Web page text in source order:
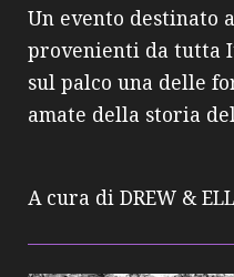
Un evento destinato
provenienti da tutta
sul palco una delle
amate della storia
A cura di DREW &